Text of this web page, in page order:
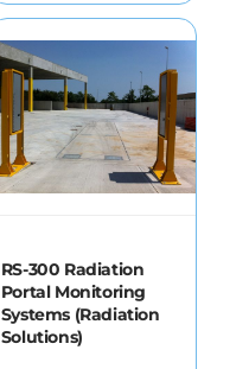
RS-300 Radiation
Portal Monitoring
Systems (Radiation
Solutions)